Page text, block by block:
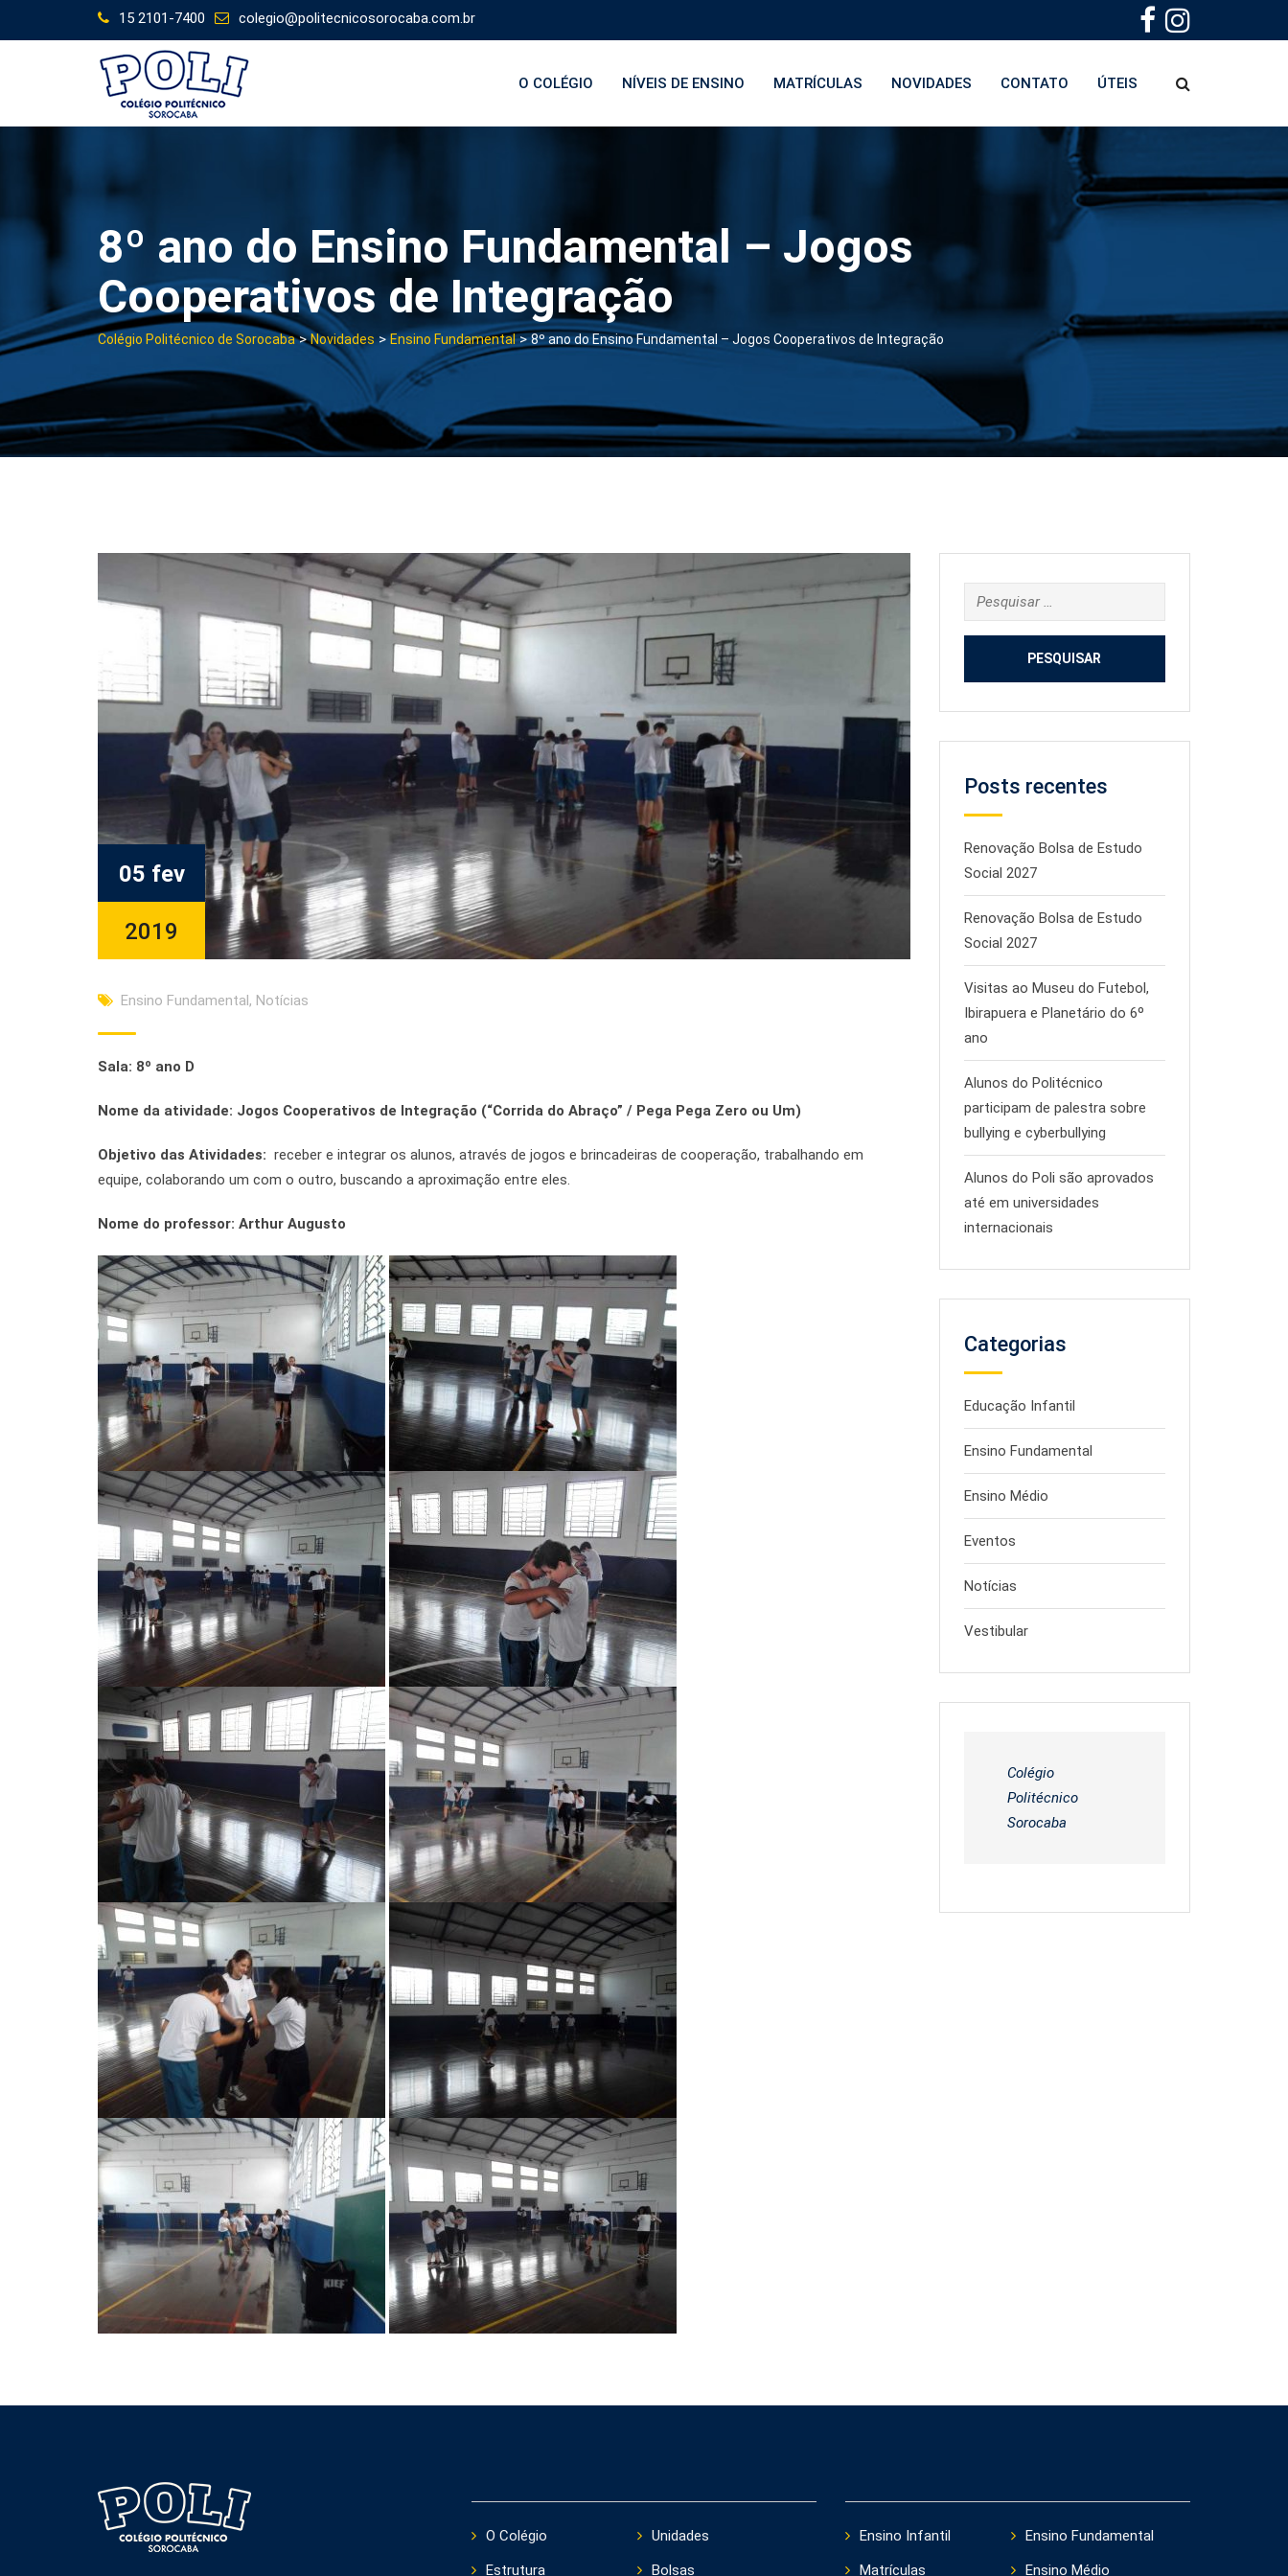
to
15 2101-7400 colegio@politecnicosorocaba.com.br
O COLÉGIO NÍVEIS DE ENSINO MATRÍCULAS NOVIDADES CONTATO ÚTEIS
8º ano do Ensino Fundamental – Jogos
Cooperativos de Integração
Colégio Politécnico de Sorocaba>Novidades>Ensino Fundamental>8º ano do Ensino Fundamental – Jogos Cooperativos de Integração
05 fev
2019
Ensino Fundamental, Notícias
Sala: 8º ano D
Nome da atividade: Jogos Cooperativos de Integração (“Corrida do Abraço” / Pega Pega Zero ou Um)
Objetivo das Atividades: receber e integrar os alunos, através de jogos e brincadeiras de cooperação, trabalhando em
equipe, colaborando um com o outro, buscando a aproximação entre eles.
Nome do professor: Arthur Augusto
Pesquisar
por:
Posts recentes
Renovação Bolsa de Estudo
Social 2027
Renovação Bolsa de Estudo
Social 2027
Visitas ao Museu do Futebol,
Ibirapuera e Planetário do 6º
ano
Alunos do Politécnico
participam de palestra sobre
bullying e cyberbullying
Alunos do Poli são aprovados
até em universidades
internacionais
Categorias
Educação Infantil
Ensino Fundamental
Ensino Médio
Eventos
Notícias
Vestibular
Colégio
Politécnico
Sorocaba
O Colégio
Unidades
Estrutura
Bolsas
Ensino Infantil
Ensino Fundamental
Matrículas
Ensino Médio